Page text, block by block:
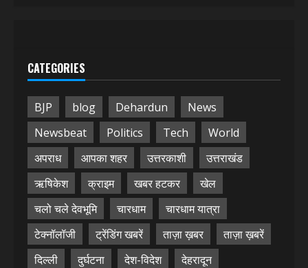
CATEGORIES
BJP blog Dehardun
News
Newsbeat
Politics Tech
World
अपराध
आपका शहर उत्तरकाशी
उत्तराखंड
ऋषिकेश
क्राइम खबर हटकर
खेल
चलो चले देवभूमि
चारधाम
चारधाम यात्रा
टेक्नॉलॉजी
ट्रेंडिंग खबरें ताज़ा ख़बर
ताज़ा ख़बरें
दिल्ली
दुर्घटना देश-विदेश
देहरादून